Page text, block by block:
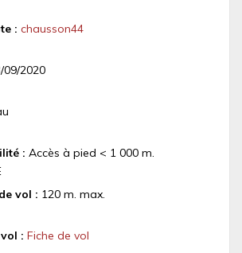
: chausson44
09/2020
: Accès à pied < 1 000 m.
vol : 120 m. max.
: Fiche de vol